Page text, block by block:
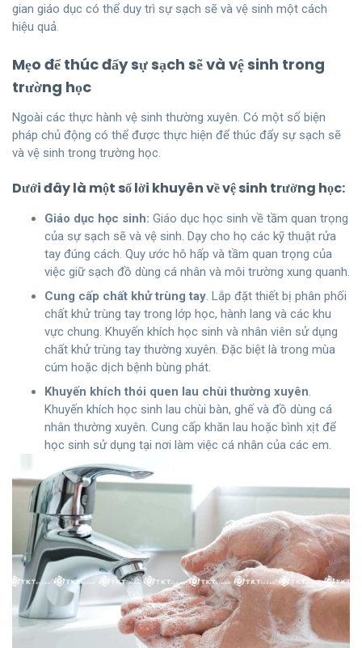
gian giáo dục có thể duy trì sự sạch sẽ và vệ sinh một cách
hiệu quả.
Mẹo để thúc đẩy sự sạch sẽ và vệ sinh trong
trường học
Ngoài các thực hành vệ sinh thường xuyên. Có một số biện
pháp chủ động có thể được thực hiện để thúc đẩy sự sạch sẽ
và vệ sinh trong trường học.
Dưới đây là một số lời khuyên về vệ sinh trường học:
Giáo dục học sinh: Giáo dục học sinh về tầm quan trọng
của sự sạch sẽ và vệ sinh. Dạy cho họ các kỹ thuật rửa
tay đúng cách. Quy ước hô hấp và tầm quan trọng của
việc giữ sạch đồ dùng cá nhân và môi trường xung quanh.
Cung cấp chất khử trùng tay. Lắp đặt thiết bị phân phối
chất khử trùng tay trong lớp học, hành lang và các khu
vực chung. Khuyến khích học sinh và nhân viên sử dụng
chất khử trùng tay thường xuyên. Đặc biệt là trong mùa
cúm hoặc dịch bệnh bùng phát.
Khuyến khích thói quen lau chùi thường xuyên.
Khuyến khích học sinh lau chùi bàn, ghế và đồ dùng cá
nhân thường xuyên. Cung cấp khăn lau hoặc bình xịt để
học sinh sử dụng tại nơi làm việc cá nhân của các em.